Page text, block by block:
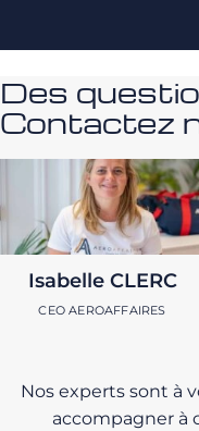
Des
Contactez
Isabelle CLERC
CEO AEROAFFAIRES
Nos experts sont à
accompagner à